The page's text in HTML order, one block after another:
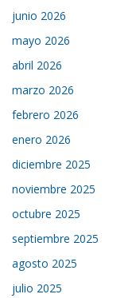
junio 2026
mayo 2026
abril 2026
marzo 2026
febrero 2026
enero 2026
diciembre 2025
noviembre 2025
octubre 2025
septiembre 2025
agosto 2025
julio 2025